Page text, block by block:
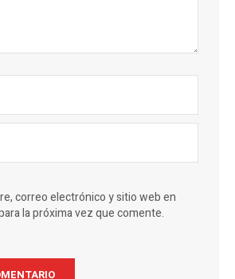
correo electrónico y sitio web en
la próxima vez que comente.